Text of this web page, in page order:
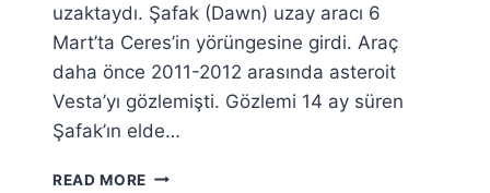
uzaktaydı. Şafak (Dawn) uzay aracı 6
Mart’ta Ceres’in yörüngesine girdi. Araç
daha önce 2011-2012 arasında asteroit
Vesta’yı gözlemişti. Gözlemi 14 ay süren
Şafak’ın elde…
READ MORE CERES’IN